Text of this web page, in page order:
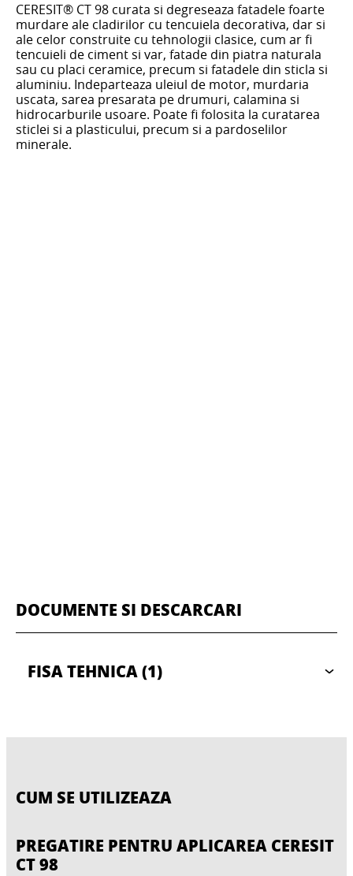
CERESIT® CT 98 curata si degreseaza fatadele foarte
murdare ale cladirilor cu tencuiela decorativa, dar si
ale celor construite cu tehnologii clasice, cum ar fi
tencuieli de ciment si var, fatade din piatra naturala
sau cu placi ceramice, precum si fatadele din sticla si
aluminiu. Indeparteaza uleiul de motor, murdaria
uscata, sarea presarata pe drumuri, calamina si
hidrocarburile usoare. Poate fi folosita la curatarea
sticlei si a plasticului, precum si a pardoselilor
minerale.
DOCUMENTE SI DESCARCARI
FISA TEHNICA(1)
CUM SE UTILIZEAZA
PREGATIRE PENTRU APLICAREA CERESIT
CT 98